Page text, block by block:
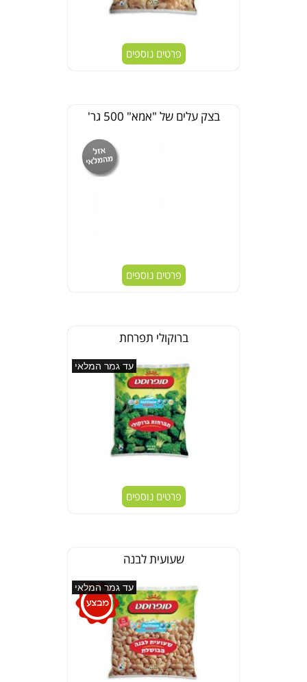
פרטים נוספים
בצק עלים של "אמא" 500 גר'
פרטים נוספים
ברוקולי תפרחת
עד גמר המלאי
פרטים נוספים
שעועית לבנה
עד גמר המלאי